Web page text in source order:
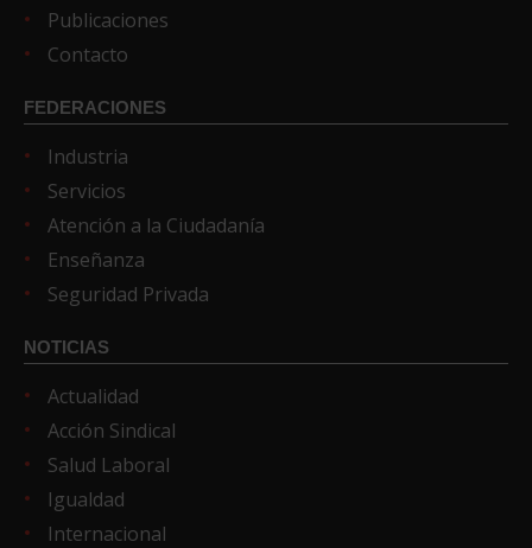
Publicaciones
Contacto
FEDERACIONES
Industria
Servicios
Atención a la Ciudadanía
Enseñanza
Seguridad Privada
NOTICIAS
Actualidad
Acción Sindical
Salud Laboral
Igualdad
Internacional